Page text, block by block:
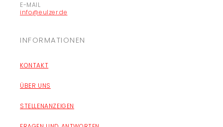
E-MAIL
info@eulzer.de
INFORMATIONEN
KONTAKT
ÜBER UNS
STELLENANZEIGEN